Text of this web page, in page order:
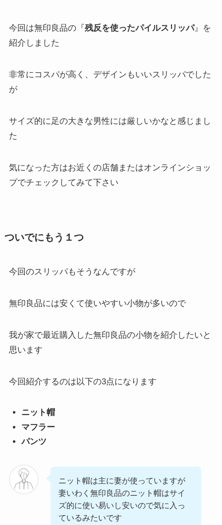
今回は無印良品の『残反を使ったパイルスリッパ』を
紹介しました
非常にコスパが高く、デザインもいいスリッパでした
が
サイズ的に足の大きな男性には厳しいかなと感じまし
た
気になった方はお近くの店舗またはオンラインショッ
プでチェックしてみて下さい
ついでにもう１つ
今回のスリッパもそうなんですが
無印良品には安くて使いやすい小物が多いので
我が家で最近購入した無印良品の小物を紹介したいと
思います
今回紹介するのは以下の3点になります
ニット帽
マフラー
パンツ
ニット帽は主に妻が使っていますが
妻いわく無印良品のニット帽はサイ
ズ的に使い易いし安いので気に入っ
ているみたいです